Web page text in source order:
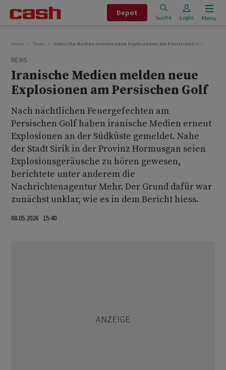
Depot
Suche Login Menu
Home News Iranische Medien melden neue Explosionen am Persischen Golf
NEWS
Iranische Medien melden neue
Explosionen am Persischen Golf
Nach nächtlichen Feuergefechten am
Persischen Golf haben iranische Medien erneut
Explosionen an der Südküste gemeldet. Nahe
der Stadt Sirik in der Provinz Hormusgan seien
Explosionsgeräusche zu hören gewesen,
berichtete unter anderem die
Nachrichtenagentur Mehr. Der Grund dafür war
zunächst unklar, wie es in dem Bericht hiess.
08.05.2026 15:40